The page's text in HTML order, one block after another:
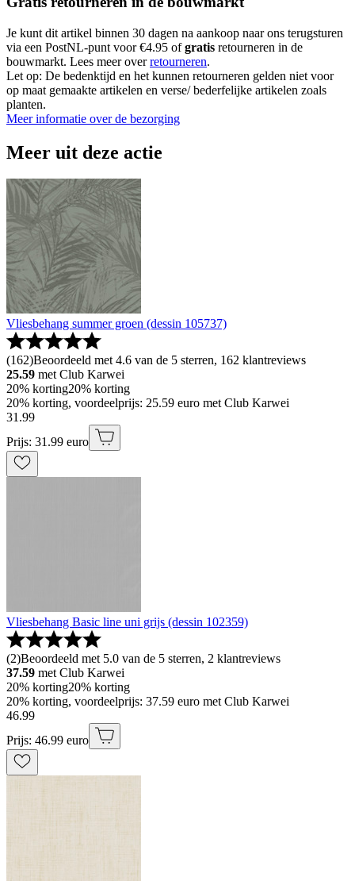
Je kunt dit artikel binnen 30 dagen na aankoop naar ons terugsturen
via een PostNL-punt voor €4.95 ofgratis retourneren in de
bouwmarkt. Lees meer overretourneren.
Let op: De bedenktijd en het kunnen retourneren gelden niet voor
op maat gemaakte artikelen en verse/ bederfelijke artikelen zoals
planten.
Meer informatie over de bezorging
Meer uit deze actie
Vliesbehang summer groen (dessin 105737)
(162)Beoordeeld met 4.6 van de 5 sterren, 162 klantreviews
25.59 met Club Karwei
20% korting20% korting
20% korting, voordeelprijs: 25.59 euro met Club Karwei
31.99
Prijs: 31.99 euro
Vliesbehang Basic line uni grijs (dessin 102359)
(2)Beoordeeld met 5.0 van de 5 sterren, 2 klantreviews
37.59 met Club Karwei
20% korting20% korting
20% korting, voordeelprijs: 37.59 euro met Club Karwei
46.99
Prijs: 46.99 euro